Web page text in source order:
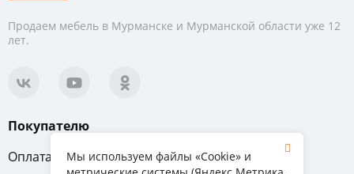
Продаем мебель в Мурманске и Мурманской области уже 12
лет.
Покупателю
Оплата
Вопрос-ответ
Мы используем файлы «Cookie» и